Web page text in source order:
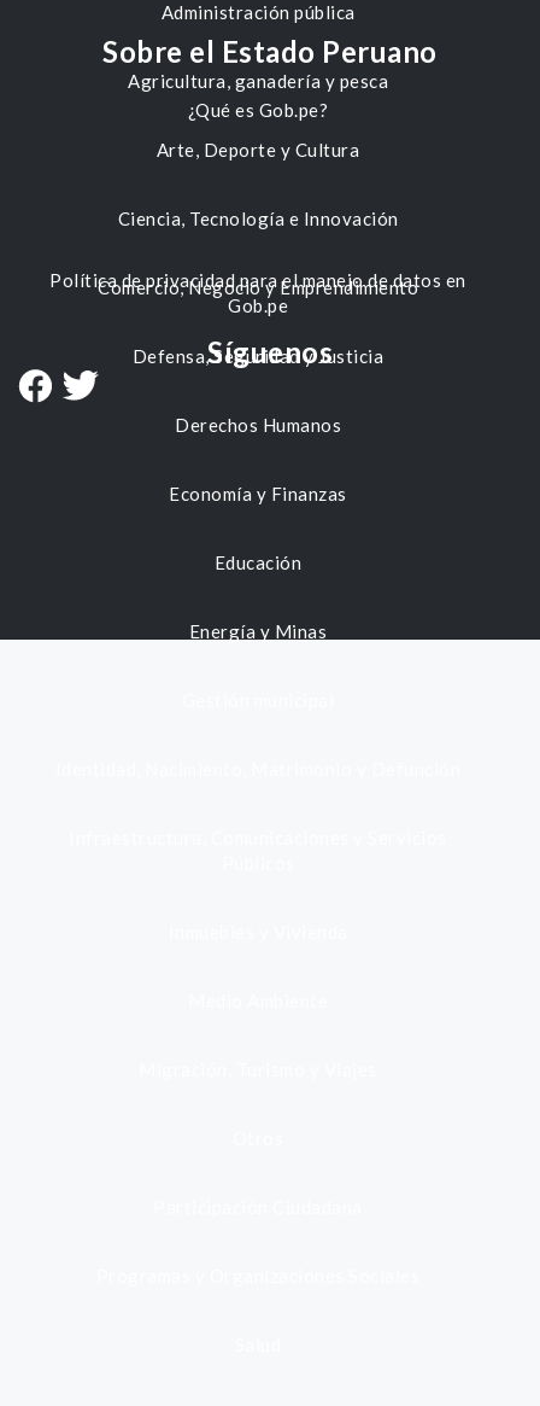
Administración pública
Agricultura, ganadería y pesca
Arte, Deporte y Cultura
Ciencia, Tecnología e Innovación
Comercio, Negocio y Emprendimiento
Defensa, Seguridad y Justicia
Derechos Humanos
Economía y Finanzas
Educación
Energía y Minas
Sobre el Estado Peruano
¿Qué es Gob.pe?
Política de privacidad para el manejo de datos en
Gob.pe
Síguenos